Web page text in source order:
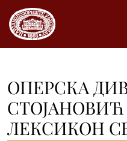
ОПЕРСКА
ЛЕКСИКОН